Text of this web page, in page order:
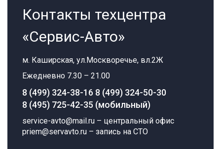
Контакты техцентра
«Сервис-Авто»
м. Каширская, ул.Москворечье, вл.2Ж
Ежедневно 7.30 – 21.00
8 (499) 324-38-16 8 (499) 324-50-30
8 (495) 725-42-35 (мобильный)
service-avto@mail.ru – центральный офис
priem@servavto.ru – запись на СТО